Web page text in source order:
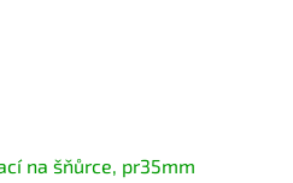
na šňůrce, pr35mm